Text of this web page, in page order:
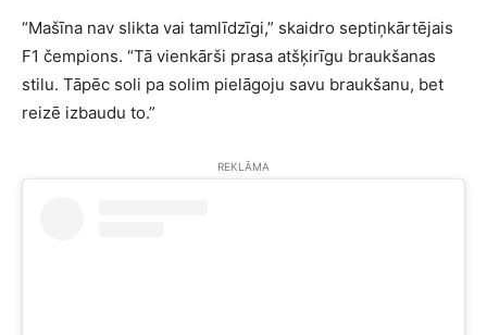
“Mašīna nav slikta vai tamlīdzīgi,” skaidro septiņkārtējais
F1 čempions. “Tā vienkārši prasa atšķirīgu braukšanas
stilu. Tāpēc soli pa solim pielāgoju savu braukšanu, bet
reizē izbaudu to.”
REKLĀMA